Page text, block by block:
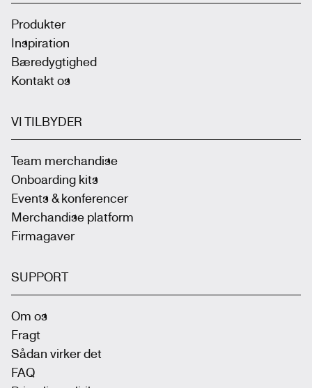
Produkter
Inspiration
Bæredygtighed
Kontakt os
VI TILBYDER
Team merchandise
Onboarding kits
Events & konferencer
Merchandise platform
Firmagaver
SUPPORT
Om os
Fragt
Sådan virker det
FAQ